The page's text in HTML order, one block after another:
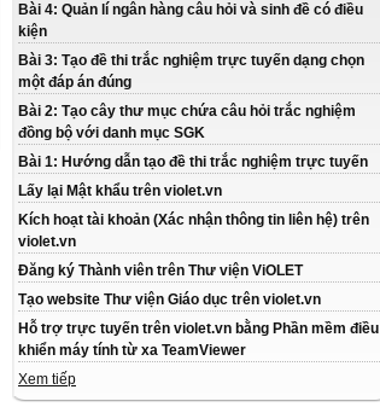
Bài 4: Quản lí ngân hàng câu hỏi và sinh đề có điều
kiện
Bài 3: Tạo đề thi trắc nghiệm trực tuyến dạng chọn
một đáp án đúng
Bài 2: Tạo cây thư mục chứa câu hỏi trắc nghiệm
đồng bộ với danh mục SGK
Bài 1: Hướng dẫn tạo đề thi trắc nghiệm trực tuyến
Lấy lại Mật khẩu trên violet.vn
Kích hoạt tài khoản (Xác nhận thông tin liên hệ) trên
violet.vn
Đăng ký Thành viên trên Thư viện ViOLET
Tạo website Thư viện Giáo dục trên violet.vn
Hỗ trợ trực tuyến trên violet.vn bằng Phần mềm điều
khiển máy tính từ xa TeamViewer
Xem tiếp